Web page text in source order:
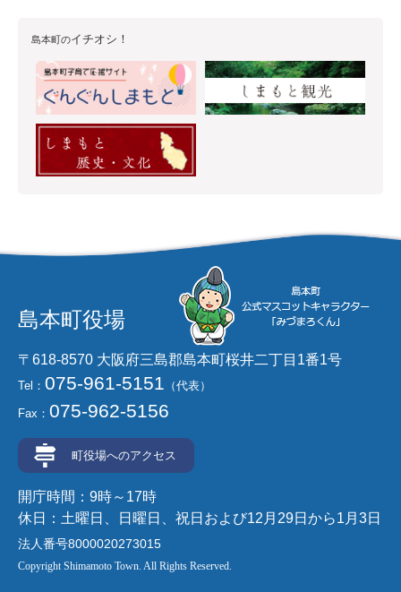
島本町のイチオシ！
島本町役場
〒618-8570 大阪府三島郡島本町桜井二丁目1番1号
Tel： 075-961-5151 （代表）
Fax： 075-962-5156
町役場へのアクセス
開庁時間：9時～17時
休日：土曜日、日曜日、祝日および12月29日から1月3日
法人番号8000020273015
Copyright Shimamoto Town. All Rights Reserved.